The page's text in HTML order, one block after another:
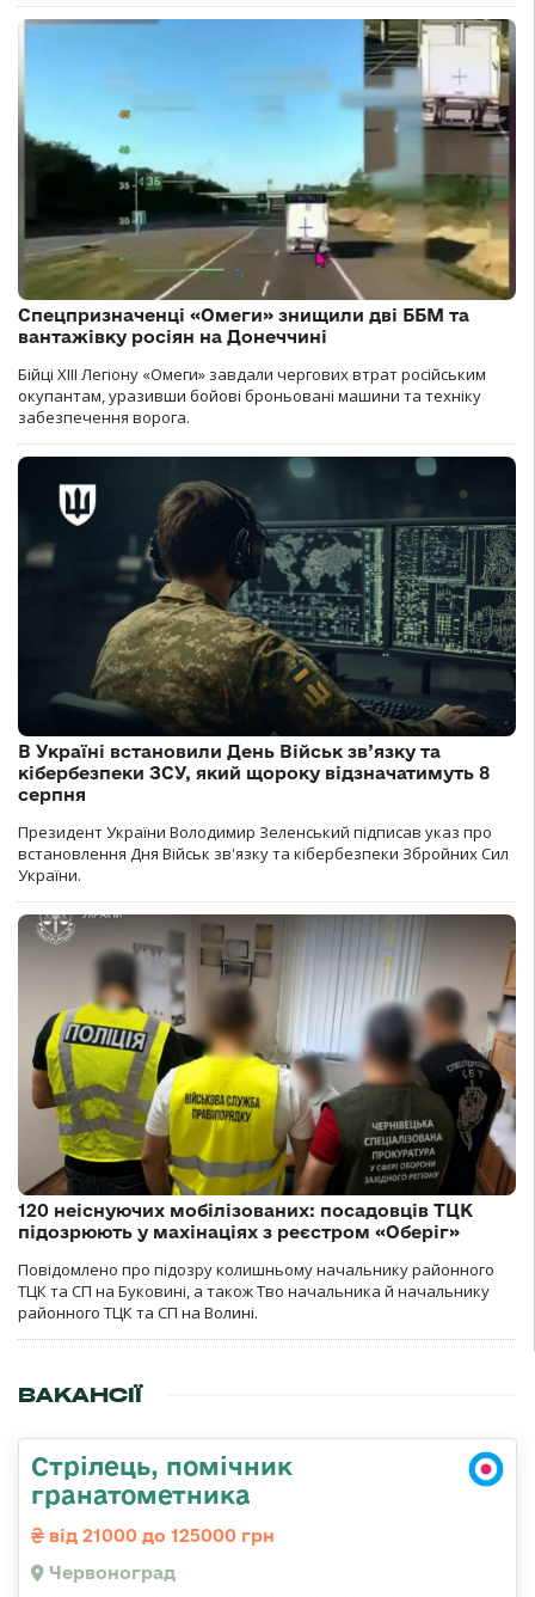
Спецпризначенці «Омеги» знищили дві ББМ та
вантажівку росіян на Донеччині
Бійці ХІІІ Легіону «Омеги» завдали чергових втрат російським
окупантам, уразивши бойові броньовані машини та техніку
забезпечення ворога.
В Україні встановили День Військ зв’язку та
кібербезпеки ЗСУ, який щороку відзначатимуть 8
серпня
Президент України Володимир Зеленський підписав указ про
встановлення Дня Військ зв'язку та кібербезпеки Збройних Сил
України.
120 неіснуючих мобілізованих: посадовців ТЦК
підозрюють у махінаціях з реєстром «Оберіг»
Повідомлено про підозру колишньому начальнику районного
ТЦК та СП на Буковині, а також Тво начальника й начальнику
районного ТЦК та СП на Волині.
ВАКАНСІЇ
Стрілець, помічник
гранатометника
від 21000 до 125000 грн
Червоноград